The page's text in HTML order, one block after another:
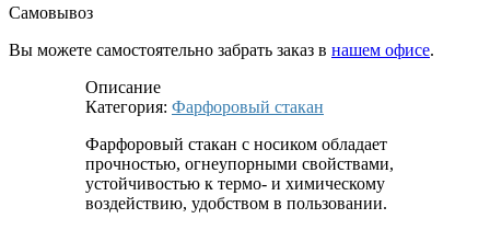
Самовывоз
Вы можете самостоятельно забрать заказ в нашем офисе.
Описание
Категория: Фарфоровый стакан
Фарфоровый стакан с носиком обладает
прочностью, огнеупорными свойствами,
устойчивостью к термо- и химическому
воздействию, удобством в пользовании.